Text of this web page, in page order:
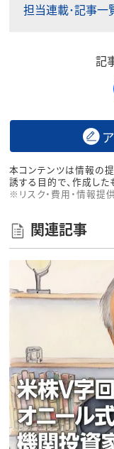
担当連載･記事一
記
本コンテンツは情報の
誘する目的で、作成した
※リスク・費用・情報提
関連記事